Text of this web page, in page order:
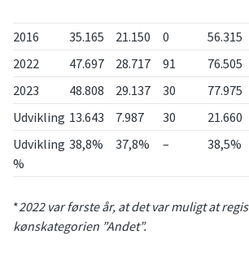
2016
35.165 21.150 0 56.315
2022
47.697 28.717 91 76.505
2023
48.808 29.137 30 77.975
Udvikling 13.643 7.987 30 21.660
Udvikling
%
38,8% 37,8% – 38,5%
*2022 var første år, at det var muligt at
kønskategorien ”Andet”.